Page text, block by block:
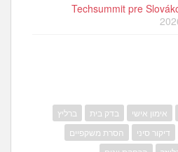
Techsummit pre
אימון אישי בדק בית
ברליץ
דיקור סיני
הסרת משקפיים